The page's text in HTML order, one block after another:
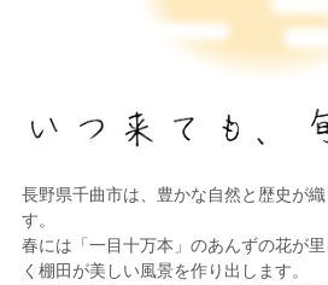
長野県千曲市は、豊かな自然と歴史が
す。
春には「一目十万本」のあんずの花が
く棚田が美しい風景を作り出します。